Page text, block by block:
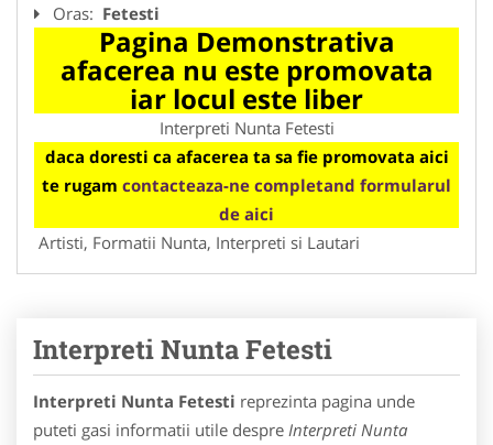
Oras: Fetesti
Pagina Demonstrativa
afacerea nu este promovata
iar locul este liber
Interpreti Nunta Fetesti
daca doresti ca afacerea ta sa fie promovata aici
te rugam contacteaza-ne completand formularul
de aici
Artisti, Formatii Nunta, Interpreti si Lautari
Interpreti Nunta Fetesti
Interpreti Nunta Fetesti reprezinta pagina unde
puteti gasi informatii utile despre Interpreti Nunta